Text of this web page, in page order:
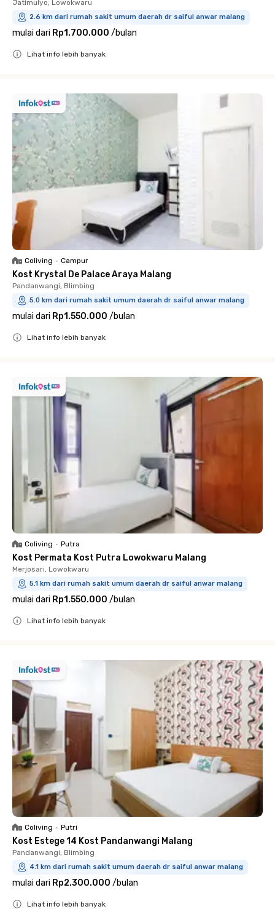
Jatimulyo, Lowokwaru
2.6 km dari rumah sakit umum daerah dr saiful anwar malang
mulai dari Rp1.700.000 /bulan
Lihat info lebih banyak
Coliving • Campur
Kost Krystal De Palace Araya Malang
Pandanwangi, Blimbing
5.0 km dari rumah sakit umum daerah dr saiful anwar malang
mulai dari Rp1.550.000 /bulan
Lihat info lebih banyak
Coliving • Putra
Kost Permata Kost Putra Lowokwaru Malang
Merjosari, Lowokwaru
5.1 km dari rumah sakit umum daerah dr saiful anwar malang
mulai dari Rp1.550.000 /bulan
Lihat info lebih banyak
Coliving • Putri
Kost Estege 14 Kost Pandanwangi Malang
Pandanwangi, Blimbing
4.1 km dari rumah sakit umum daerah dr saiful anwar malang
mulai dari Rp2.300.000 /bulan
Lihat info lebih banyak